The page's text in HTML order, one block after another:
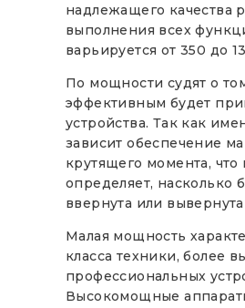
надлежащего качества
выполнения всех
варьируется от 350 до
По мощности судят о
эффективным будет
устройства. Так как
зависит обеспечение
крутящего момента,
определяет, насколько
ввернута или вывернута
Малая мощность
класса техники, более
профессиональных
Высокомощные